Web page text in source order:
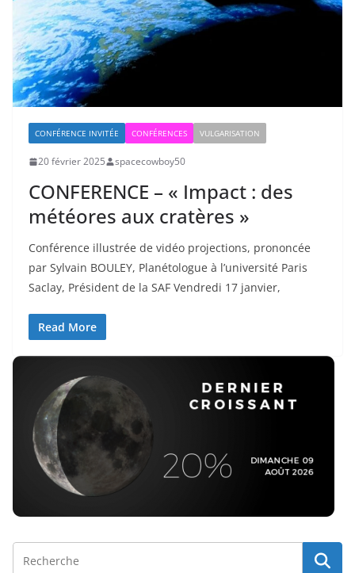
CONFÉRENCE INVITÉE CONFÉRENCES VULGARISATION
20 février 2025 spacecowboy50
CONFERENCE – « Impact : des
météores aux cratères »
Conférence illustrée de vidéo projections, prononcée
par Sylvain BOULEY, Planétologue à l’université Paris
Saclay, Président de la SAF Vendredi 17 janvier,
Read More